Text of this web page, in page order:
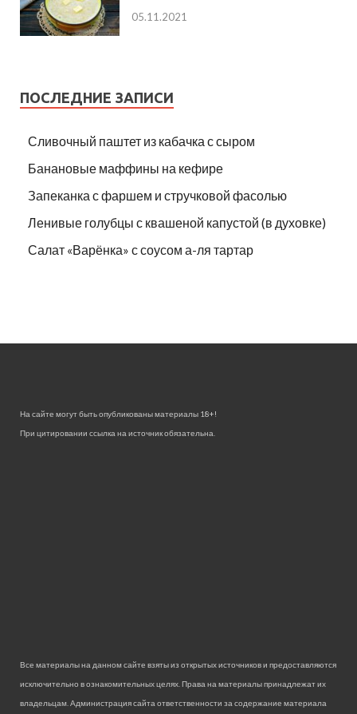
05.11.2021
ПОСЛЕДНИЕ ЗАПИСИ
Сливочный паштет из кабачка с сыром
Банановые маффины на кефире
Запеканка с фаршем и стручковой фасолью
Ленивые голубцы с квашеной капустой (в духовке)
Салат «Варёнка» с соусом а-ля тартар
На сайте могут быть опубликованы материалы 18+!
При цитировании ссылка на источник обязательна.
Все материалы на данном сайте взяты из открытых источников и предоставляются
исключительно в ознакомительных целях. Права на материалы принадлежат их
владельцам. Администрация сайта ответственности за содержание материала